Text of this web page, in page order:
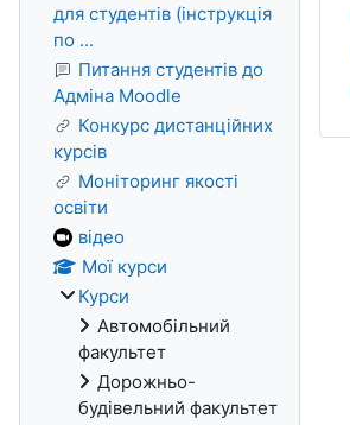
для студентів (інструкція
по ...
Питання студентів до
Адміна Moodle
Конкурс дистанційних
курсів
Моніторинг якості
освіти
відео
Мої курси
Курси
Автомобільний
факультет
Дорожньо-
будівельний факультет